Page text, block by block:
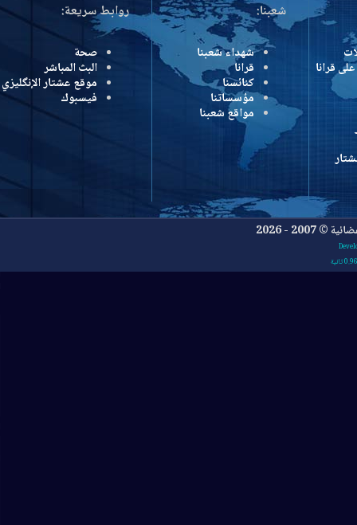
شعبنا:
شهداء شعبنا
قرانا
كنائسنا
مؤسساتنا
مواقع شعبنا
روابط سريعة:
صحة
البث المباشر
موقع عشتار الإنگليزي
فيسبوك
2026